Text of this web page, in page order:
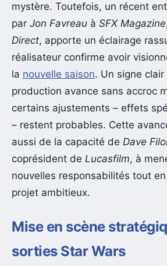
mystère. Toutefois, un récent
par Jon Favreau à SFX Magazine
Direct, apporte un éclairage
réalisateur confirme avoir
la nouvelle saison. Un signe
production avance sans accroc
certains ajustements – effets
– restent probables. Cette
aussi de la capacité de Dave
coprésident de Lucasfilm, à
nouvelles responsabilités tout
projet ambitieux.
Mise en scène
sorties Star Wars